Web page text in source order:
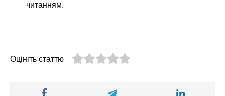
читанням.
Оцініть статтю